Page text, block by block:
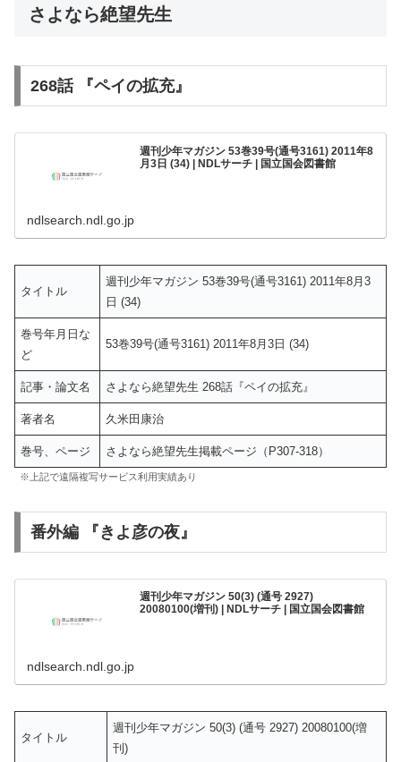
さよなら絶望先生
268話 『ペイの拡充』
週刊少年マガジン 53巻39号(通号3161) 2011年8
月3日 (34) | NDLサーチ | 国立国会図書館
ndlsearch.ndl.go.jp
タイトル
週刊少年マガジン 53巻39号(通号3161) 2011年8月3
日 (34)
巻号年月日な
ど
53巻39号(通号3161) 2011年8月3日 (34)
記事・論文名 さよなら絶望先生 268話『ペイの拡充』
著者名 久米田康治
巻号、ページ さよなら絶望先生掲載ページ（P307-318）
※上記で遠隔複写サービス利用実績あり
番外編 『きよ彦の夜』
週刊少年マガジン 50(3) (通号 2927)
20080100(増刊) | NDLサーチ | 国立国会図書館
ndlsearch.ndl.go.jp
タイトル
週刊少年マガジン 50(3) (通号 2927) 20080100(増
刊)